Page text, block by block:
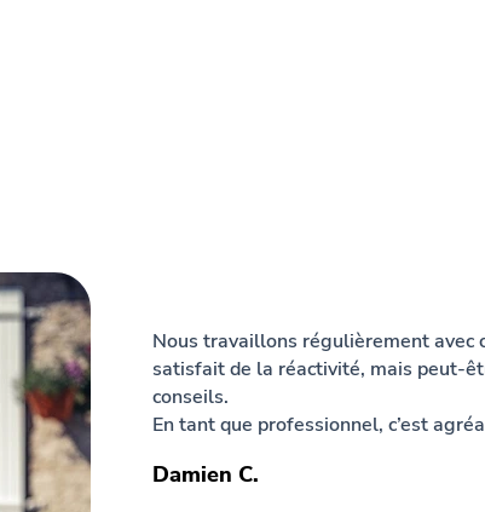
Nous travaillons régulièrement avec
satisfait de la réactivité, mais peut-
conseils.
En tant que professionnel, c’est
Damien C.